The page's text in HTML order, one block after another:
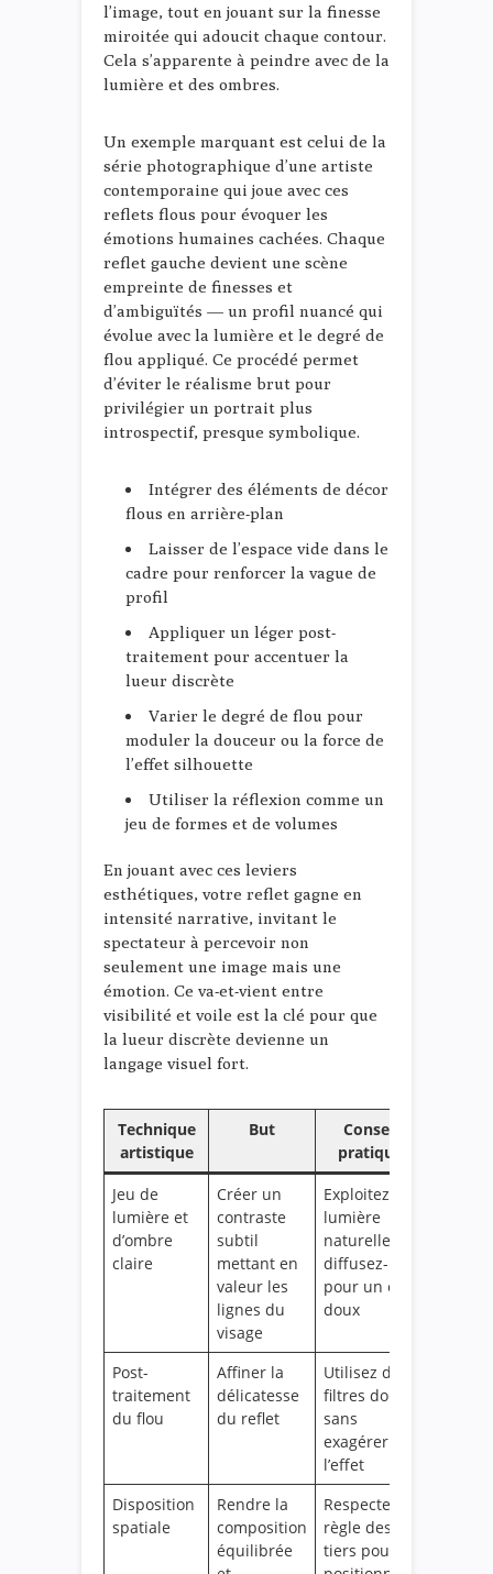
l’image, tout en jouant sur la finesse
miroitée qui adoucit chaque contour.
Cela s’apparente à peindre avec de la
lumière et des ombres.
Un exemple marquant est celui de la
série photographique d’une artiste
contemporaine qui joue avec ces
reflets flous pour évoquer les
émotions humaines cachées. Chaque
reflet gauche devient une scène
empreinte de finesses et
d’ambiguïtés — un profil nuancé qui
évolue avec la lumière et le degré de
flou appliqué. Ce procédé permet
d’éviter le réalisme brut pour
privilégier un portrait plus
introspectif, presque symbolique.
Intégrer des éléments de décor
flous en arrière-plan
Laisser de l’espace vide dans le
cadre pour renforcer la vague de
profil
Appliquer un léger post-
traitement pour accentuer la
lueur discrète
Varier le degré de flou pour
moduler la douceur ou la force de
l’effet silhouette
Utiliser la réflexion comme un
jeu de formes et de volumes
En jouant avec ces leviers
esthétiques, votre reflet gagne en
intensité narrative, invitant le
spectateur à percevoir non
seulement une image mais une
émotion. Ce va-et-vient entre
visibilité et voile est la clé pour que
la lueur discrète devienne un
langage visuel fort.
Technique
artistique
But
Conseils
pratiques
Jeu de
lumière et
d’ombre
claire
Créer un
contraste
subtil
mettant en
valeur les
lignes du
visage
Exploitez la
lumière
naturelle et
diffusez-la
pour un effet
doux
Post-
traitement
du flou
Affiner la
délicatesse
du reflet
Utilisez des
filtres doux
sans
exagérer
l’effet
Disposition
spatiale
Rendre la
composition
équilibrée
Respectez la
règle des
tiers pour